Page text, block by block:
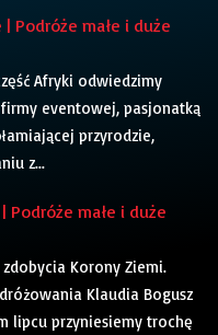
Podróże małe i duże
Afryki odwiedzimy
eventowej, pasjonatką
przyrodzie,
z...
Podróże małe i duże
Korony Ziemi.
Klaudia Bogusz
lipcu przyniesiemy trochę